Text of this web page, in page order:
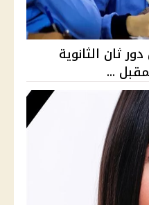
دور ثان الثانوية
...